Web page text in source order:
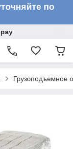
по
Грузоподъемное